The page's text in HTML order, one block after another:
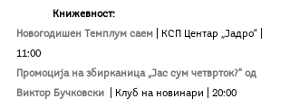
Книжевност:
Новогодишен Темплум саем
| КСП Центар „Јадро“ |
11:00
Промоција на збирканица „Јас сум четврток?“ од
Виктор Бучковски
| Клуб на новинари | 20:00